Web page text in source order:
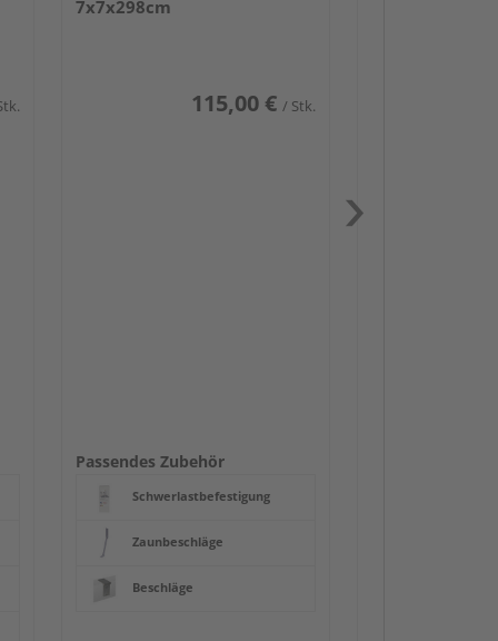
7x7x298cm
115,00 € / Stk.
Passendes Zubehör
Schwerlastbefestigung
Zaunbeschläge
Beschläge